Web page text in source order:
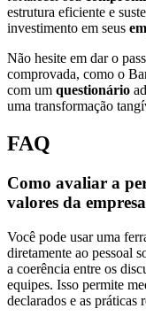
estrutura eficiente e
investimento em seus
Não hesite em dar o
comprovada, como o
com um questionário
uma transformação
FAQ
Como avaliar a
valores da
Você pode usar uma
diretamente ao pessoal
a coerência entre os
equipes. Isso permite
declarados e as práticas